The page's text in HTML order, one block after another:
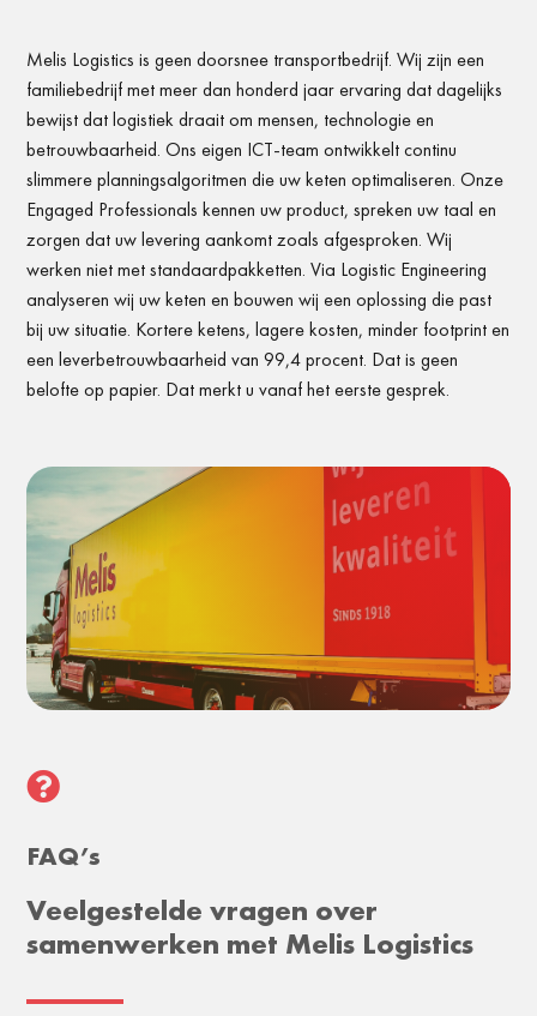
Melis Logistics is geen doorsnee transportbedrijf. Wij zijn een
familiebedrijf met meer dan honderd jaar ervaring dat dagelijks
bewijst dat logistiek draait om mensen, technologie en
betrouwbaarheid. Ons eigen ICT-team ontwikkelt continu
slimmere planningsalgoritmen die uw keten optimaliseren. Onze
Engaged Professionals kennen uw product, spreken uw taal en
zorgen dat uw levering aankomt zoals afgesproken. Wij
werken niet met standaardpakketten. Via Logistic Engineering
analyseren wij uw keten en bouwen wij een oplossing die past
bij uw situatie. Kortere ketens, lagere kosten, minder footprint en
een leverbetrouwbaarheid van 99,4 procent. Dat is geen
belofte op papier. Dat merkt u vanaf het eerste gesprek.

FAQ’s
Veelgestelde vragen over
samenwerken met Melis Logistics